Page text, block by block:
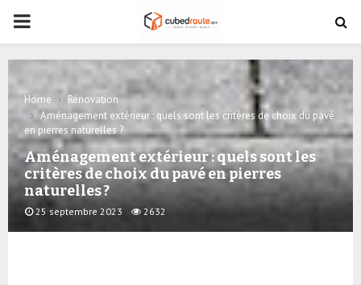
PRIMARY
MENU
Home
Rénovation
Aménagement extérieur : quels sont les critères de choix du pavé
en pierres naturelles ?
Aménagement extérieur : quels sont les
critères de choix du pavé en pierres
naturelles ?
25 septembre 2023 2632